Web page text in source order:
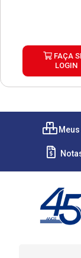
FAÇA
LOGIN
Meus